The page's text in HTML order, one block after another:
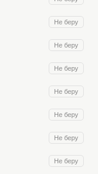
Не беру
Не беру
Не беру
Не беру
Не беру
Не беру
Не беру